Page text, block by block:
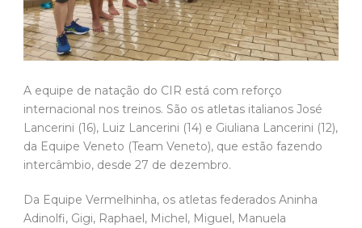
A equipe de natação do CIR está com reforço
internacional nos treinos. São os atletas italianos José
Lancerini (16), Luiz Lancerini (14) e Giuliana Lancerini (12),
da Equipe Veneto (Team Veneto), que estão fazendo
intercâmbio, desde 27 de dezembro.
Da Equipe Vermelhinha, os atletas federados Aninha
Adinolfi, Gigi, Raphael, Michel, Miguel, Manuela